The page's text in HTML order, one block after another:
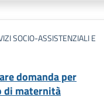
SOCIO-ASSISTENZIALI E
domanda per
di maternità